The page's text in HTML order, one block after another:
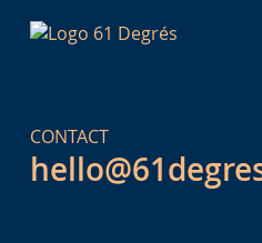
CONTACT